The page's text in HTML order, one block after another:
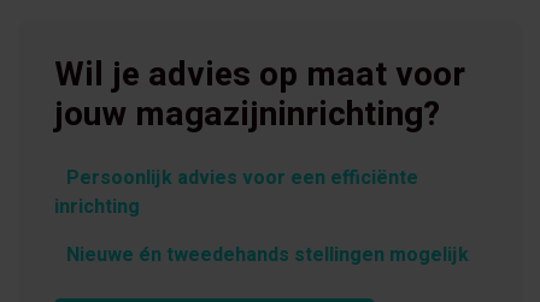
Wil je advies op maat voor
jouw magazijninrichting?
Persoonlijk advies voor een efficiënte
inrichting
Nieuwe én tweedehands stellingen mogelijk